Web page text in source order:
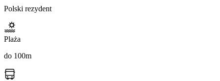
Polski rezydent
Plaża
do 100m